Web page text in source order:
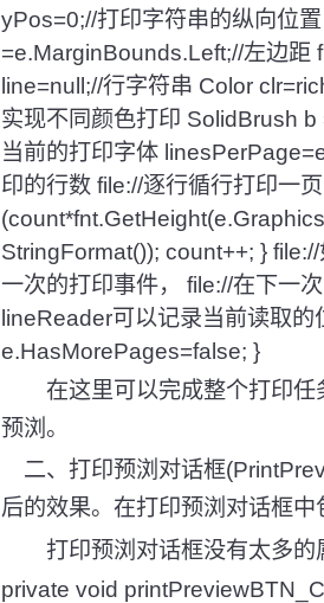
yPos=0;//打印字符串的纵向位
=e.MarginBounds.Left;//左边距
line=null;//行字符串 Color
实现不同颜色打印 SolidBrush
当前的打印字体
印的行数 file://逐行循行打印一
StringFormat()); count++; }
一次的打印事件， file://在下一
lineReader可以记录当前读取
e.HasMorePages=false; }
在这里可以完成整个打印任
预浏。
二、打印预浏对话框
后的效果。在打印预浏对话框中
打印预浏对话框没有太多的
private void